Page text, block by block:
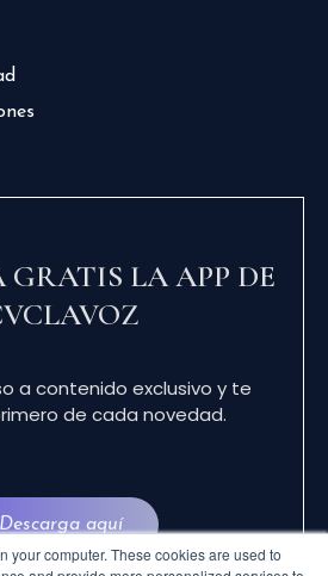
your computer. These cookies are used to
GRATIS LA APP DE
a contenido exclusivo y te
de cada novedad.
Descarga aquí